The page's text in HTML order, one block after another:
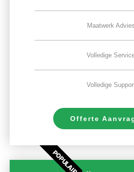
Maatwerk Advies
Volledige
Volledige
Offerte
POPULAIR